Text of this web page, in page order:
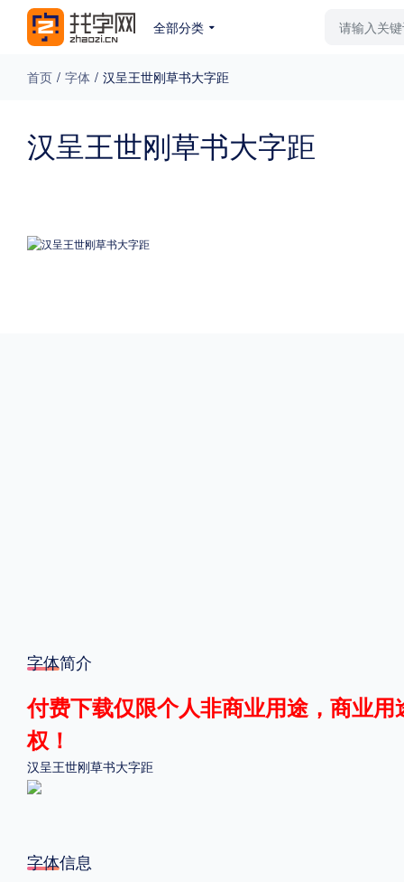
全部分类
免费下载 收费下载 更多
POP字体下载
字体新闻
首页 / 字体 / 汉呈王世刚草书大字距
汉呈王世刚草书大字距
字体简介
付费下载仅限个人非商业用途，商业
权！
汉呈王世刚草书大字距
字体信息